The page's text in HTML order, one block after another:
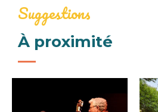
Jours
Samedi
À partir de
Suggestions
À proximité